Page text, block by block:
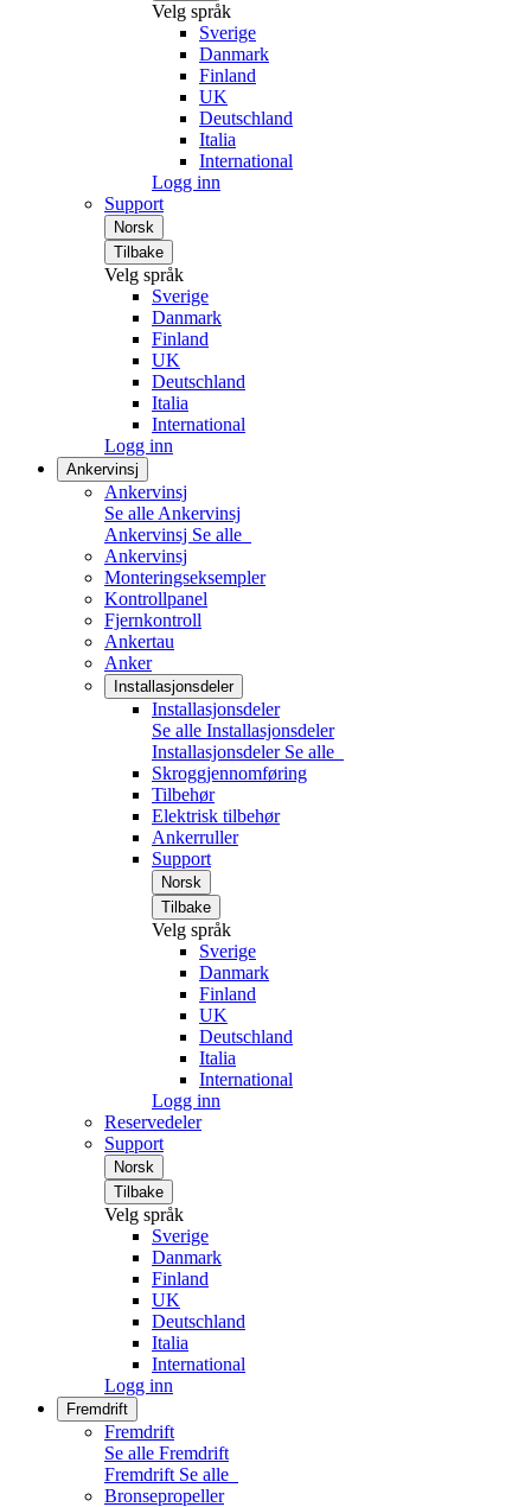
Velg språk
Sverige
Danmark
Finland
UK
Deutschland
Italia
International
Logg inn
Support
Norsk
Tilbake
Velg språk
Sverige
Danmark
Finland
UK
Deutschland
Italia
International
Logg inn
Ankervinsj
Ankervinsj
Se alle Ankervinsj
Ankervinsj Se alle
Ankervinsj
Monteringseksempler
Kontrollpanel
Fjernkontroll
Ankertau
Anker
Installasjonsdeler
Installasjonsdeler
Se alle Installasjonsdeler
Installasjonsdeler Se alle
Skroggjennomføring
Tilbehør
Elektrisk tilbehør
Ankerruller
Support
Norsk
Tilbake
Velg språk
Sverige
Danmark
Finland
UK
Deutschland
Italia
International
Logg inn
Reservedeler
Support
Norsk
Tilbake
Velg språk
Sverige
Danmark
Finland
UK
Deutschland
Italia
International
Logg inn
Fremdrift
Fremdrift
Se alle Fremdrift
Fremdrift Se alle
Bronsepropeller